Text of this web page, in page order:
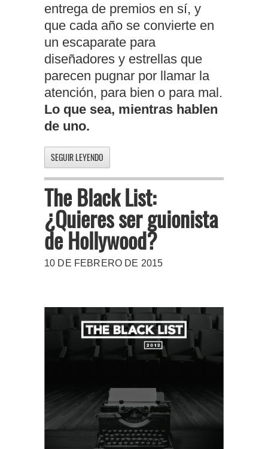
entrega de premios en sí, y
que cada año se convierte en
un escaparate para
diseñadores y estrellas que
parecen pugnar por llamar la
atención, para bien o para mal.
Lo que sea, mientras hablen
de uno.
SEGUIR LEYENDO
The Black List:
¿Quieres ser guionista
de Hollywood?
10 DE FEBRERO DE 2015